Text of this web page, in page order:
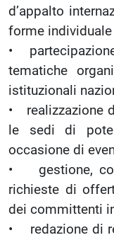
d’appalto
forme
•
tematiche
istituzionali
• realizzazione
le sedi di
occasione di
• gestione,
richieste di
dei committenti
• redazione di